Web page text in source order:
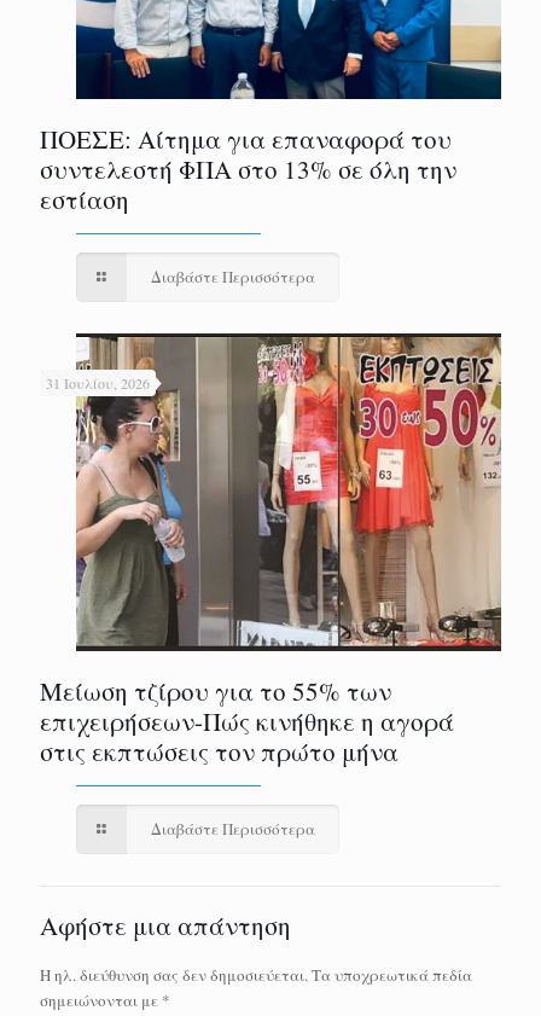
ΠΟΕΣΕ: Αίτημα για επαναφορά του
συντελεστή ΦΠΑ στο 13% σε όλη την
εστίαση
Διαβάστε Περισσότερα
31 Ιουλίου, 2026
Μείωση τζίρου για το 55% των
επιχειρήσεων-Πώς κινήθηκε η αγορά
στις εκπτώσεις τον πρώτο μήνα
Διαβάστε Περισσότερα
Αφήστε μια απάντηση
Η ηλ. διεύθυνση σας δεν δημοσιεύεται.Τα υποχρεωτικά πεδία
σημειώνονται με *